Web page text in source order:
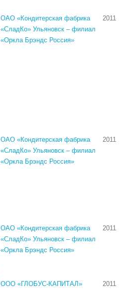
ОАО «Кондитерская фабрика
«СладКо» Ульяновск – филиал
«Оркла Брэндс Россия»
2011
ОАО «Кондитерская фабрика
«СладКо» Ульяновск – филиал
«Оркла Брэндс Россия»
2011
ОАО «Кондитерская фабрика
«СладКо» Ульяновск – филиал
«Оркла Брэндс Россия»
2011
ООО «ГЛОБУС-КАПИТАЛ» 2011